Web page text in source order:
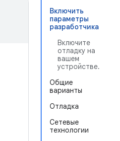
Включить
параметры
разработчика
Включите
отладку на
вашем
устройстве.
Общие
варианты
Отладка
Сетевые
технологии